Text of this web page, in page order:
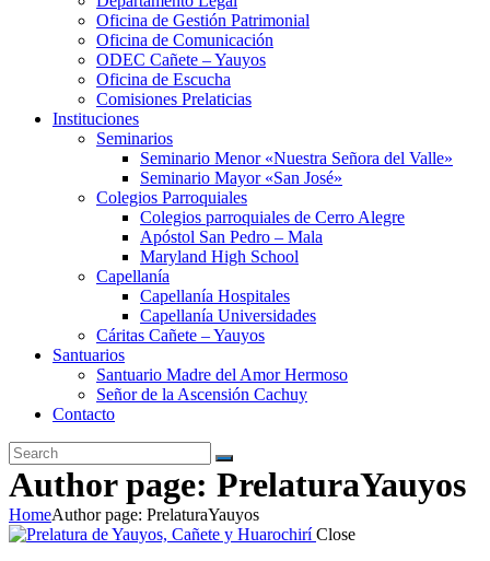
Oficina de Gestión Patrimonial
Oficina de Comunicación
ODEC Cañete – Yauyos
Oficina de Escucha
Comisiones Prelaticias
Instituciones
Seminarios
Seminario Menor «Nuestra Señora del Valle»
Seminario Mayor «San José»
Colegios Parroquiales
Colegios parroquiales de Cerro Alegre
Apóstol San Pedro – Mala
Maryland High School
Capellanía
Capellanía Hospitales
Capellanía Universidades
Cáritas Cañete – Yauyos
Santuarios
Santuario Madre del Amor Hermoso
Señor de la Ascensión Cachuy
Contacto
Author page: PrelaturaYauyos
HomeAuthor page: PrelaturaYauyos
Close